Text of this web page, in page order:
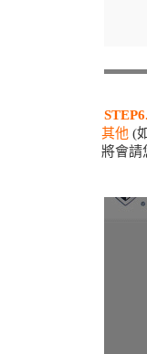
STEP6.
其他 (
將會請